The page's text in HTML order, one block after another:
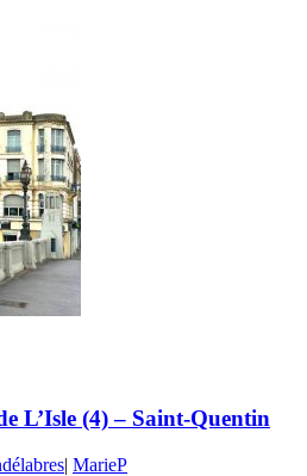
L’Isle (4) – Saint-Quentin
| MarieP